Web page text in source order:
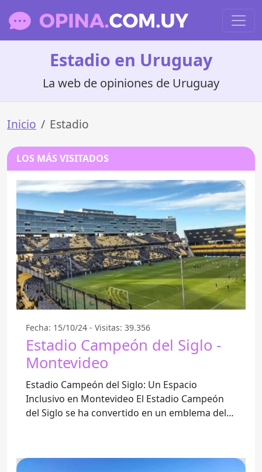
Estadio en Uruguay
La web de opiniones de Uruguay
Inicio Estadio
LOS MÁS VISITADOS
Fecha: 15/10/24 - Visitas: 39.356
Estadio Campeón del Siglo -
Montevideo
Estadio Campeón del Siglo: Un Espacio
Inclusivo en Montevideo El Estadio Campeón
del Siglo se ha convertido en un emblema del